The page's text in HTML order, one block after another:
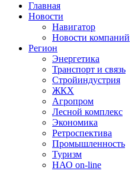
Главная
Новости
Навигатор
Новости компаний
Регион
Энергетика
Транспорт и связь
Стройиндустрия
ЖКХ
Агропром
Лесной комплекс
Экономика
Ретроспектива
Промышленность
Туризм
НАО on-line